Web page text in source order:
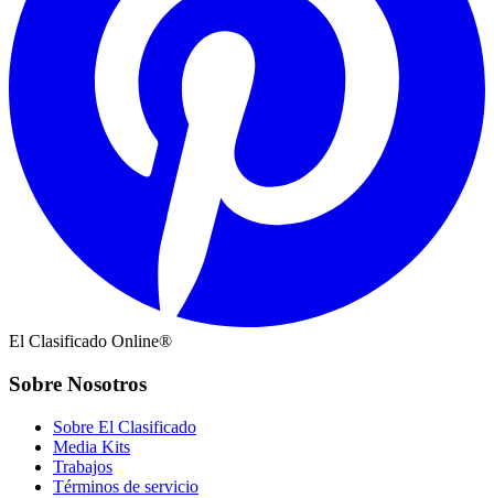
El Clasificado Online®
Sobre Nosotros
Sobre El Clasificado
Media Kits
Trabajos
Términos de servicio